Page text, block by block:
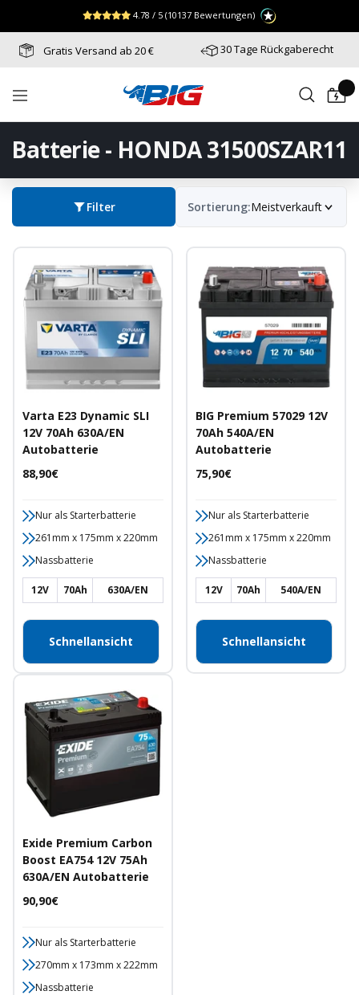
Zum Menü springen
Fußzeile springen
Barrierefreiheits-Widget öffnen
Inhalt
4.78 / 5 (10137 Bewertungen)
Gratis Versand ab 20 € 30 Tage Rückgaberecht
Navigation
Batterie-
Batterie - HONDA 31500SZAR11
Filter Sortierung:Meistverkauft
Varta E23 Dynamic SLI
12V 70Ah 630A/EN
Autobatterie
Angebotspreis
88,90€
Nur als Starterbatterie
261mm x 175mm x 220mm
Nassbatterie
12V 70Ah 630A/EN
Schnellansicht
BIG Premium 57029 12V
70Ah 540A/EN
Autobatterie
Angebotspreis
75,90€
Nur als Starterbatterie
261mm x 175mm x 220mm
Nassbatterie
12V 70Ah 540A/EN
Schnellansicht
Exide Premium Carbon
Boost EA754 12V 75Ah
630A/EN Autobatterie
Angebotspreis
90,90€
Nur als Starterbatterie
270mm x 173mm x 222mm
Nassbatterie